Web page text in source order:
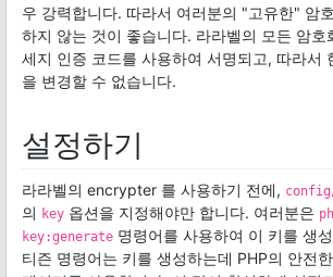
우 강력합니다. 따라서 여러분의 "고유한" 암
하지 않는 것이 좋습니다. 라라벨의 모든 암호
세지 인증 코드를 사용하여 서명되고, 따라서
을 변경할 수 없습니다.
설정하기
라라벨의 encrypter 를 사용하기 전에,
의 key 옵션을 지정해야만 합니다. 여러분은
key:generate 명령어를 사용하여 이 키를 생
티즌 명령어는 키를 생성하는데 PHP의 안전